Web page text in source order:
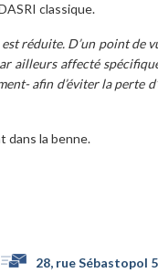
classique.
réduite. D’un point de
ailleurs affecté
afin d’éviter la perte
dans la benne.
28, rue Sébastopol